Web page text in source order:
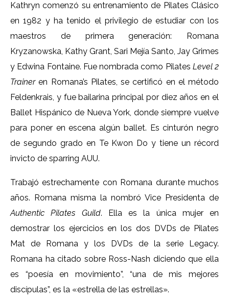
Kathryn comenzó su entrenamiento de Pilates Clásico
en 1982 y ha tenido el privilegio de estudiar con los
maestros de primera generación: Romana
Kryzanowska, Kathy Grant, Sari Mejía Santo, Jay Grimes
y Edwina Fontaine. Fue nombrada como Pilates Level 2
Traineren Romana’s Pilates, se certificó en el método
Feldenkrais, y fue bailarina principal por diez años en el
Ballet Hispánico de Nueva York, donde siempre vuelve
para poner en escena algún ballet. Es cinturón negro
de segundo grado en Te Kwon Do y tiene un récord
invicto de sparring AUU.
Trabajó estrechamente con Romana durante muchos
años. Romana misma la nombró Vice Presidenta de
Authentic Pilates Guild. Ella es la única mujer en
demostrar los ejercicios en los dos DVDs de Pilates
Mat de Romana y los DVDs de la serie Legacy.
Romana ha citado sobre Ross-Nash diciendo que ella
es “poesía en movimiento”, “una de mis mejores
discípulas”, es la «estrella de las estrellas».